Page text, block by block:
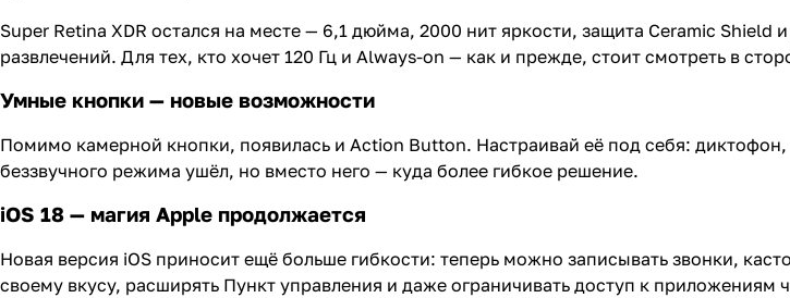
Super Retina XDR остался на месте — 6,1 дюйма, 2000 нит яркости, защита Ceramic
развлечений. Для тех, кто хочет 120 Гц и Always-on — как и прежде, стоит смотреть в
Умные кнопки — новые возможности
Помимо камерной кнопки, появилась и Action Button. Настраивай её под себя:
беззвучного режима ушёл, но вместо него — куда более гибкое решение.
iOS 18 — магия Apple продолжается
Новая версия iOS приносит ещё больше гибкости: теперь можно записывать звонки,
своему вкусу, расширять Пункт управления и даже ограничивать доступ к приложениям